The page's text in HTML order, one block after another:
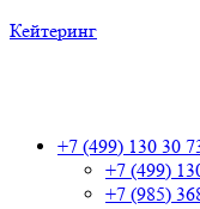
Кейтеринг
+7 (499) 130 30
+7 (499)
+7 (985)